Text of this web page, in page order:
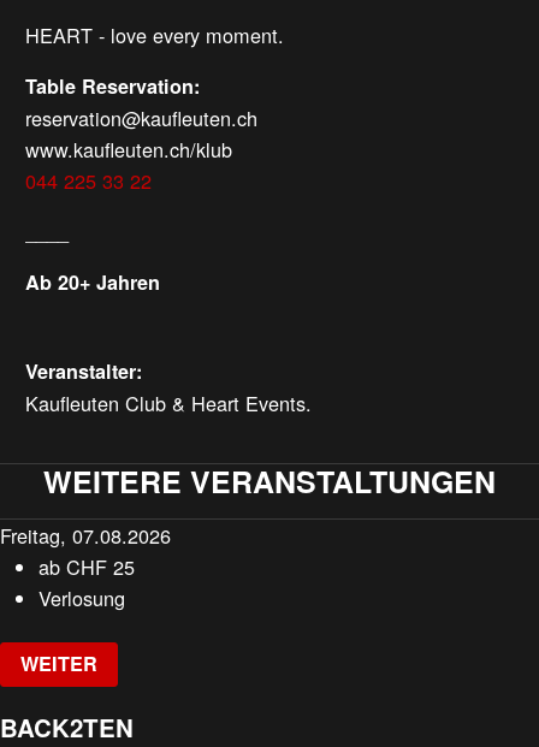
HEART - love every moment.
Table Reservation:
reservation@kaufleuten.ch
www.kaufleuten.ch/klub
044 225 33 22
Ab 20+ Jahren
Veranstalter:
Kaufleuten Club & Heart Events.
WEITERE VERANSTALTUNGEN
Freitag, 07.08.2026
abCHF 25
Verlosung
WEITER
BACK2TEN